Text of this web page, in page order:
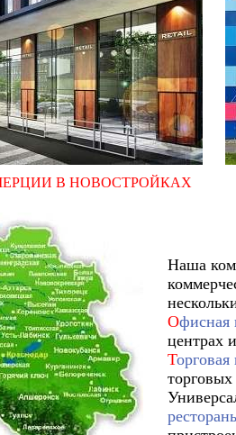
В НОВОСТРОЙКАХ
Наша
Офисная
центрах
Т